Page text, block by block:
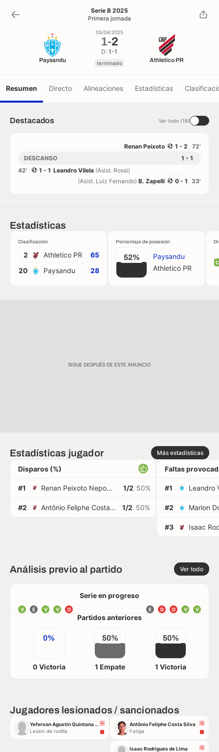
1- 2
terminado
Serie B 2025
Primera jornada
Paysandu
05/04/2025
1-2
D:1-1
terminado Athletico PR
Resumen Directo Alineaciones Estadísticas
Destacados Ver todo (18)
72'
1 - 2
Renan Peixoto
DESCANSO
1 - 1
42'
1 - 1 Leandro Vilela (Asist. Rossi)
33'
0 - 1
(Asist. Luiz Fernando) B. Zapelli
Estadísticas
Clasificación
2 Athletico PR
65
20
Paysandu 28
Porcentaje de posesión
52%
Paysandu
Athletico PR
SIGUE DESPUÉS DE ESTE ANUNCIO
Estadísticas jugador Más estadísticas
Disparos (%)
#1 Renan Peixoto Nepomuceno 1/2 50%
#2 Antônio Feliphe Costa Silva 1/2 50%
Faltas
#1 Leandro
#2 Marlon
#3 Isaac
Análisis previo al partido Ver todo
Serie en progreso
V E V V D V
V
D
D
E
Partidos anteriores
0%
0 Victoria
50%
1 Empate
50%
1 Victoria
Jugadores lesionados / sancionados
Yeferson Agustín Quintana Alonso
Lesion de rodilla
Antônio Feliphe Costa Silva
Fatiga
Isaac Rodrigues de Lima